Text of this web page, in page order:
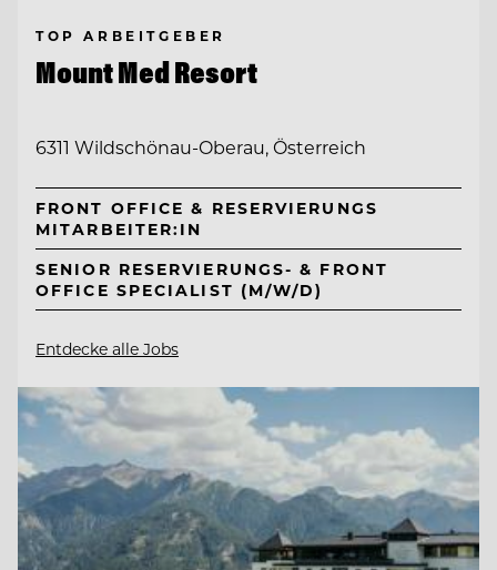
TOP ARBEITGEBER
Mount Med Resort
6311 Wildschönau-Oberau, Österreich
FRONT OFFICE & RESERVIERUNGS
MITARBEITER:IN
SENIOR RESERVIERUNGS- & FRONT
OFFICE SPECIALIST (M/W/D)
Entdecke alle Jobs